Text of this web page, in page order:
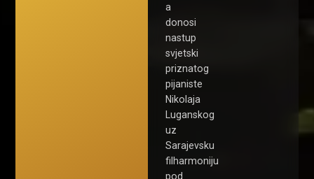
a
donosi
nastup
svjetski
priznatog
pijaniste
Nikolaja
Luganskog
uz
Sarajevsku
filharmoniju
pod